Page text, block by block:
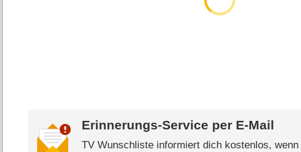
Erinnerungs-Service per E-Mail
TV Wunschliste informiert dich kostenlos, wenn